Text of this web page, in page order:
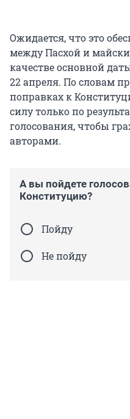
Ожидается, что это
между Пасхой и
качестве основной
22 апреля. По словам
поправках к
силу только по
голосования, чтобы
авторами.
А вы пойдете
Конституцию?
Пойду
Не пойду